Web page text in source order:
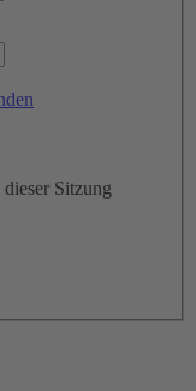
Sitzung